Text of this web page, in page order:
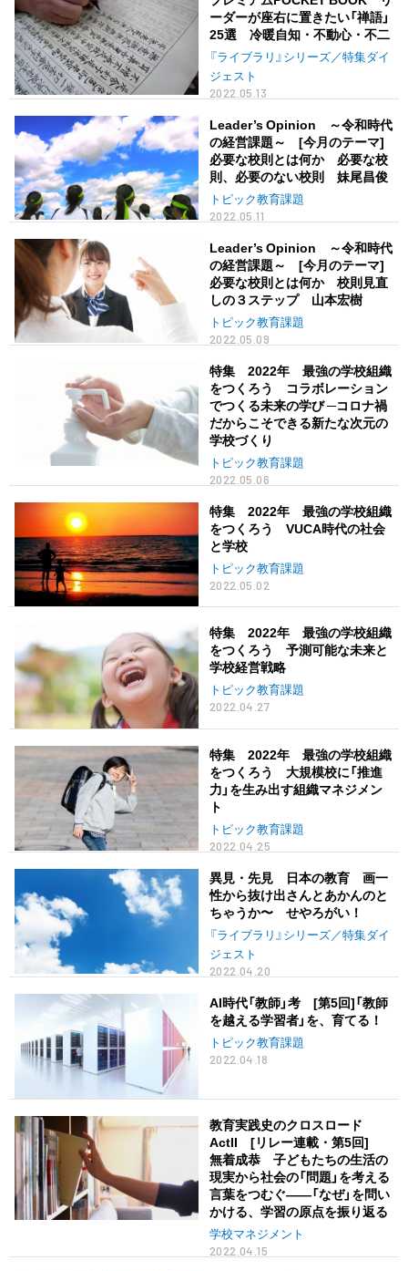
ーダーが座右に置きたい「禅語」
25選 冷暖自知・不動心・不二
『ライブラリ』シリーズ／特集ダイ
ジェスト
2022.05.13
Leader’s Opinion ～令和時代
の経営課題～ [今月のテーマ]
必要な校則とは何か 必要な校
則、必要のない校則 妹尾昌俊
トピック教育課題
2022.05.11
Leader’s Opinion ～令和時代
の経営課題～ [今月のテーマ]
必要な校則とは何か 校則見直
しの３ステップ 山本宏樹
トピック教育課題
2022.05.09
特集 2022年 最強の学校組織
をつくろう コラボレーション
でつくる未来の学び ─コロナ禍
だからこそできる新たな次元の
学校づくり
トピック教育課題
2022.05.06
特集 2022年 最強の学校組織
をつくろう VUCA時代の社会
と学校
トピック教育課題
2022.05.02
特集 2022年 最強の学校組織
をつくろう 予測可能な未来と
学校経営戦略
トピック教育課題
2022.04.27
特集 2022年 最強の学校組織
をつくろう 大規模校に「推進
力」を生み出す組織マネジメン
ト
トピック教育課題
2022.04.25
異見・先見 日本の教育 画一
性から抜け出さんとあかんのと
ちゃうか〜 せやろがい！
『ライブラリ』シリーズ／特集ダイ
ジェスト
2022.04.20
AI時代「教師」考 [第5回]「教師
を越える学習者」を、育てる！
トピック教育課題
2022.04.18
教育実践史のクロスロード
ActII [リレー連載・第5回]
無着成恭 子どもたちの生活の
現実から社会の「問題」を考える
言葉をつむぐ――「なぜ」を問い
かける、学習の原点を振り返る
学校マネジメント
2022.04.15